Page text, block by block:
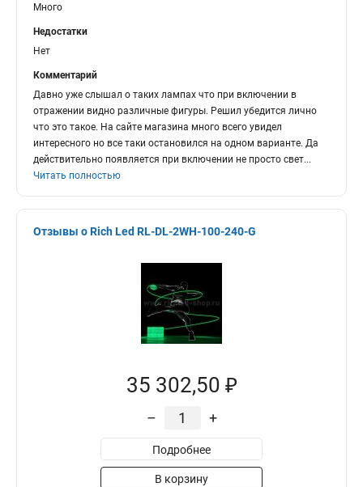
Много
Недостатки
Нет
Комментарий
Давно уже слышал о таких лампах что при включении в
отражении видно различные фигуры. Решил убедится лично
что это такое. На сайте магазина много всего увидел
интересного но все таки остановился на одном варианте. Да
действительно появляется при включении не просто свет...
Читать полностью
Отзывы о Rich Led RL-DL-2WH-100-240-G
35 302,50 ₽
– +
Подробнее
В корзину